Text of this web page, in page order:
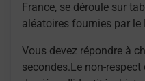
France, se déroule sur
aléatoires fournies par le
Vous devez répondre à
secondes.Le non-